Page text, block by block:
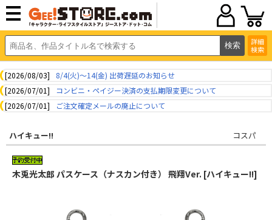
詳細
検索
[2026/08/03]
8/4(火)～14(金) 出荷遅延のお知らせ
[2026/07/01]
コンビニ・ペイジー決済の支払期限変更について
[2026/07/01]
ご注文確定メールの廃止について
ハイキュー!! コスパ
木兎光太郎 パスケース（ナスカン付き） 飛翔Ver. [ハイキュー!!]